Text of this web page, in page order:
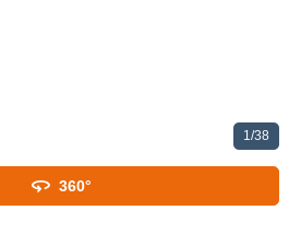
1/38
360 360°